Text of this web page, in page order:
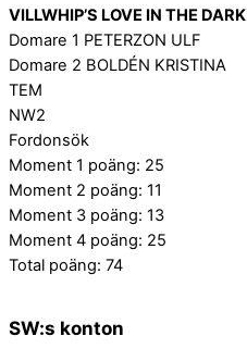
VILLWHIP’S LOVE IN THE DARK
Domare 1 PETERZON ULF
Domare 2 BOLDÉN KRISTINA
TEM
NW2
Fordonsök
Moment 1 poäng: 25
Moment 2 poäng: 11
Moment 3 poäng: 13
Moment 4 poäng: 25
Total poäng: 74
SW:s konton